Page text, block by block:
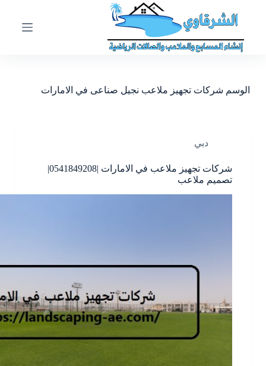
ى
الوسم شركات تجهيز ملاعب نجيل صناعى في الامارات
دبي
شركات تجهيز ملاعب في الامارات |0541849208|
تصميم ملاعب